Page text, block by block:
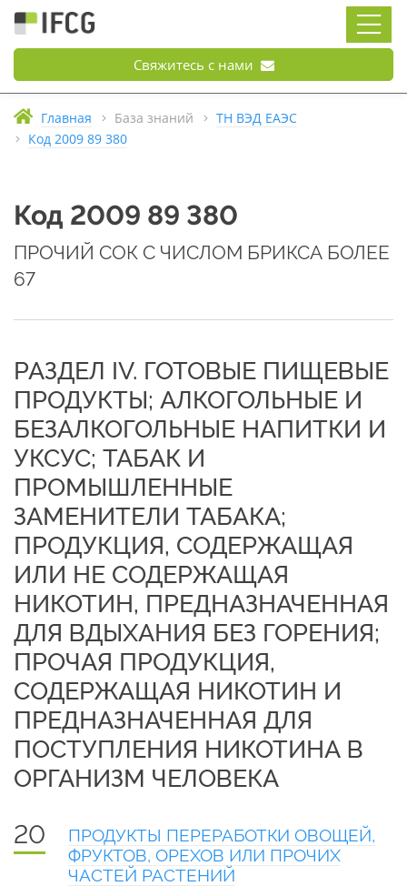
Свяжитесь с нами
Главная База знаний
ТН ВЭД ЕАЭС
Код 2009 89 380
Код 2009 89 380
ПРОЧИЙ СОК С ЧИСЛОМ БРИКСА БОЛЕЕ
67
РАЗДЕЛ IV. ГОТОВЫЕ ПИЩЕВЫЕ
ПРОДУКТЫ; АЛКОГОЛЬНЫЕ И
БЕЗАЛКОГОЛЬНЫЕ НАПИТКИ И
УКСУС; ТАБАК И
ПРОМЫШЛЕННЫЕ
ЗАМЕНИТЕЛИ ТАБАКА;
ПРОДУКЦИЯ, СОДЕРЖАЩАЯ
ИЛИ НЕ СОДЕРЖАЩАЯ
НИКОТИН, ПРЕДНАЗНАЧЕННАЯ
ДЛЯ ВДЫХАНИЯ БЕЗ ГОРЕНИЯ;
ПРОЧАЯ ПРОДУКЦИЯ,
СОДЕРЖАЩАЯ НИКОТИН И
ПРЕДНАЗНАЧЕННАЯ ДЛЯ
ПОСТУПЛЕНИЯ НИКОТИНА В
ОРГАНИЗМ ЧЕЛОВЕКА
20
ПРОДУКТЫ ПЕРЕРАБОТКИ ОВОЩЕЙ,
ФРУКТОВ, ОРЕХОВ ИЛИ ПРОЧИХ
ЧАСТЕЙ РАСТЕНИЙ